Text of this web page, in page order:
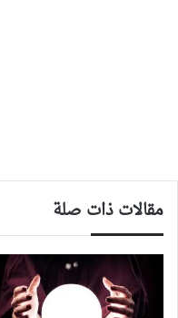
مقالات ذات صلة